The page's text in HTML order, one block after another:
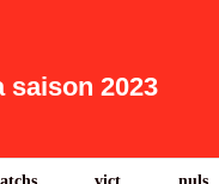
saison 2023